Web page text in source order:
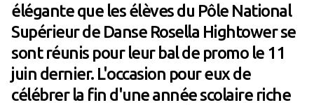
élégante que les élèves du Pôle National
Supérieur de Danse Rosella Hightower se
sont réunis pour leur bal de promo le 11
juin dernier. L'occasion pour eux de
célébrer la fin d'une année scolaire riche